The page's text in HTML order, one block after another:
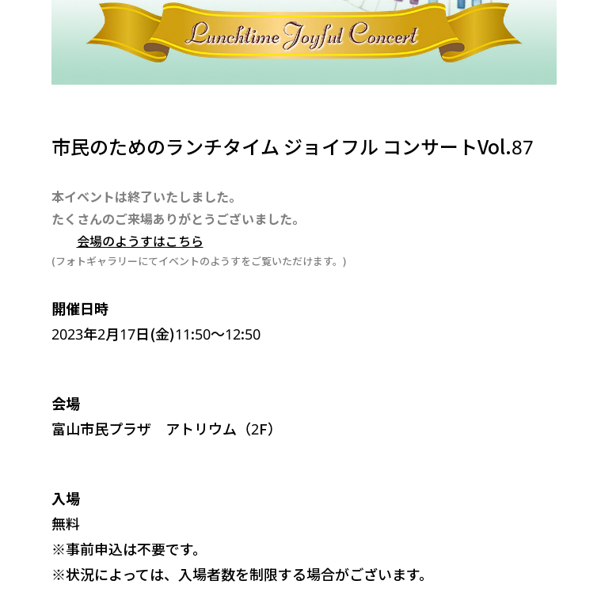
市民のためのランチタイム ジョイフル コンサートVol.87
本イベントは終了いたしました。
たくさんのご来場ありがとうございました。
会場のようすはこちら
(フォトギャラリーにてイベントのようすをご覧いただけます。)
開催日時
2023年2月17日(金)11:50～12:50
会場
富山市民プラザ アトリウム（2F）
入場
無料
※事前申込は不要です。
※状況によっては、入場者数を制限する場合がございます。